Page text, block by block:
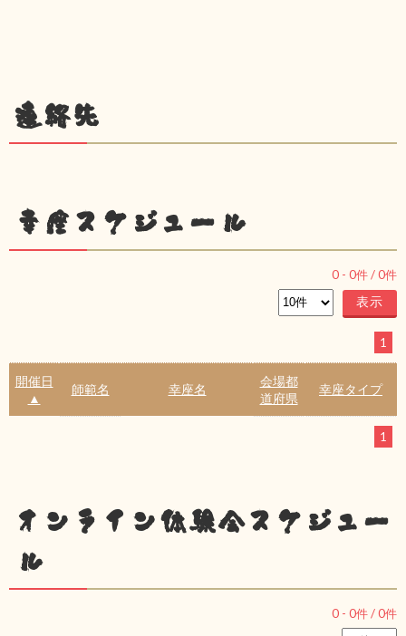
連絡先
幸座スケジュール
0 - 0件 /0件
1
開催日
▲
師範名 幸座名
会場都
道府県
幸座タイプ
1
オンライン体験会スケジュー
ル
0 - 0件 /0件